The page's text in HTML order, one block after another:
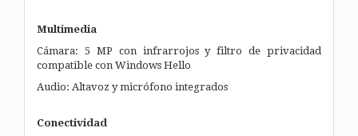
Multimedia
Cámara: 5 MP con infrarrojos y filtro de privacidad
compatible con Windows Hello
Audio: Altavoz y micrófono integrados
Conectividad